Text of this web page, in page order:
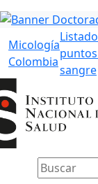
Micología
Colombia
sangre